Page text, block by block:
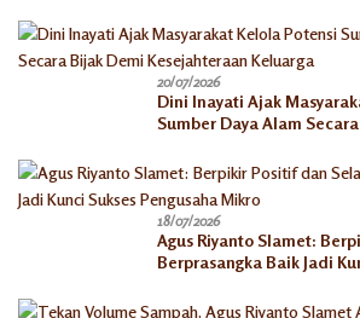
20/07/2026
Dini Inayati Ajak
Sumber Daya Alam
18/07/2026
Agus Riyanto Slamet:
Berprasangka Baik Jadi